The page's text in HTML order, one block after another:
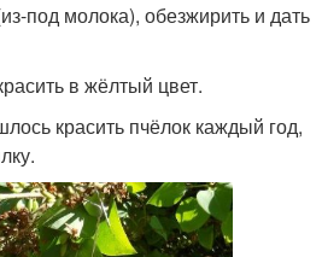
под молока), обезжирить и дать
в жёлтый цвет.
красить пчёлок каждый год,